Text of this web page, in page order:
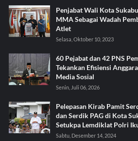
Penjabat Wali Kota
MMA Sebagai Wadah
Atlet
Selasa, Oktober 10, 2023
60 Pejabat dan 42 PNS
Tekankan Efisiensi
Media Sosial
Senin, Juli 06, 2026
Pelepasan Kirab Pamit
dan Serdik PAG di Kota
Setukpa Lemdiklat Polri
Sabtu, Desember 14, 2024